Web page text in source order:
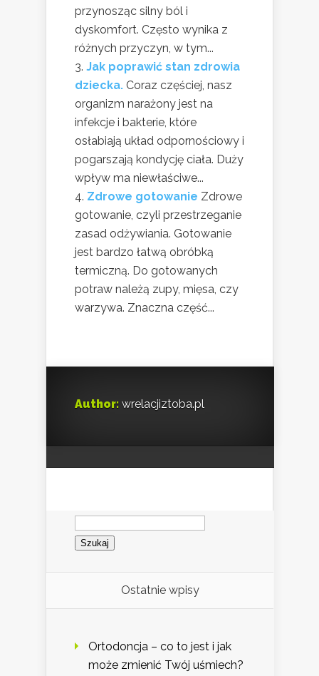
przynosząc silny ból i
dyskomfort. Często wynika z
różnych przyczyn, w tym...
Jak poprawić stan zdrowia
dziecka. Coraz częściej, nasz
organizm narażony jest na
infekcje i bakterie, które
osłabiają układ odpornościowy i
pogarszają kondycję ciała. Duży
wpływ ma niewłaściwe...
Zdrowe gotowanie Zdrowe
gotowanie, czyli przestrzeganie
zasad odżywiania. Gotowanie
jest bardzo łatwą obróbką
termiczną. Do gotowanych
potraw należą zupy, mięsa, czy
warzywa. Znaczna część...
Author: wrelacjiztoba.pl
Szukaj:
Ostatnie wpisy
Ortodoncja – co to jest i jak
może zmienić Twój uśmiech?